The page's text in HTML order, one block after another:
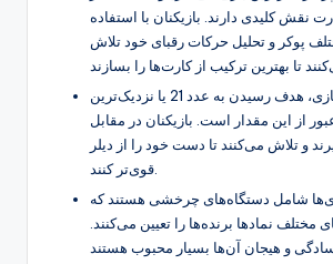
نقش کلیدی دارند. بازیکنان با استفاده
پوکر و تحلیل حرکات رقبای خود تلاش
در این بازی، هدف رسیدن به عدد 21 یا نزدیک‌ترین
از این مقدار است. بازیکنان در مقابل
و تلاش می‌کنند تا دست خود را از دیلر
قوی‌تر کنند.
شامل دستگاه‌های چرخشی هستند که
مختلف نمادها برنده‌ها را تعیین می‌کنند.